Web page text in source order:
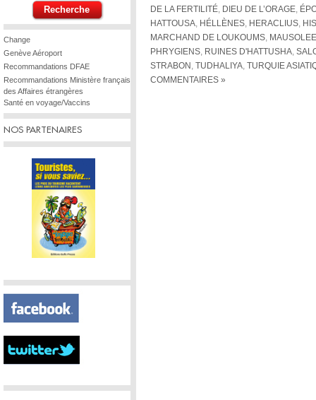
Change
Genève Aéroport
Recommandations DFAE
Recommandations Ministère français
des Affaires étrangères
Santé en voyage/Vaccins
NOS PARTENAIRES
DE LA FERTILITÉ
DIEU DE L’ORAGE
HATTOUSA
HÉLLÈNES HERACLIUS
MARCHAND DE LOUKOUMS
PHRYGIENS
RUINES D'HATTUSHA
STRABON
TUDHALIYA TURQUIE
COMMENTAIRES »